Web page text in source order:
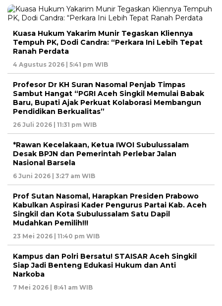
Kuasa Hukum Yakarim Munir Tegaskan Kliennya
Tempuh PK, Dodi Candra: “Perkara Ini Lebih Tepat
Ranah Perdata
4 Agustus 2026 | 5:41 pm WIB
Profesor Dr KH Suran Nasomal Penjab Timpas
Sambut Hangat “PGRI Aceh Singkil Memulai Babak
Baru, Bupati Ajak Perkuat Kolaborasi Membangun
Pendidikan Berkualitas”
26 Juli 2026 | 11:31 pm WIB
*Rawan Kecelakaan, Ketua IWOI Subulussalam
Desak BPJN dan Pemerintah Perlebar Jalan
Nasional Barsela
6 Juni 2026 | 3:27 am WIB
Prof Sutan Nasomal, Harapkan Presiden Prabowo
Kabulkan Aspirasi Kader Pengurus Partai Kab. Aceh
Singkil dan Kota Subulussalam Satu Dapil
Mudahkan Pemilih!!!
23 Mei 2026 | 11:40 pm WIB
Kampus dan Polri Bersatu! STAISAR Aceh Singkil
Siap Jadi Benteng Edukasi Hukum dan Anti
Narkoba
7 Mei 2026 | 8:41 am WIB